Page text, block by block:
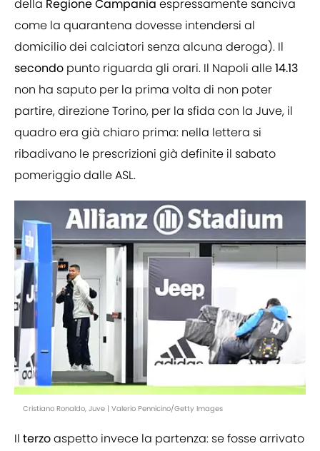
della RegioneCampania espressamente sanciva
come la quarantena dovesse intendersi al
domicilio dei calciatori senza alcuna deroga). Il
secondo punto riguarda gli orari. Il Napoli alle14.13
non ha saputo per la prima volta di non poter
partire, direzione Torino, per la sfida con la Juve, il
quadro era già chiaro prima: nella lettera si
ribadivano le prescrizioni già definite il sabato
pomeriggio dalle ASL.
Cristiano Ronaldo, Juve | Valerio Pennicino/Getty Images
Il terzoaspetto invece la partenza: se fosse arrivato